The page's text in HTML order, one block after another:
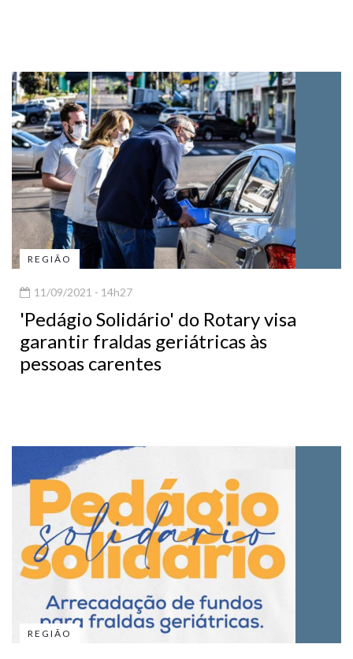
REGIÃO
11/09/2021 - 14h27
'Pedágio Solidário' do Rotary visa
garantir fraldas geriátricas às
pessoas carentes
REGIÃO